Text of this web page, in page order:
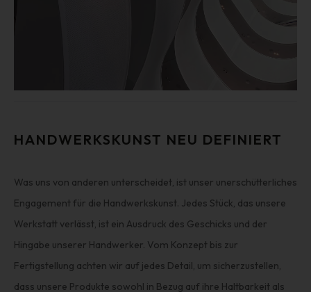
HANDWERKSKUNST NEU DEFINIERT
Was uns von anderen unterscheidet, ist unser unerschütterliches
Engagement für die Handwerkskunst. Jedes Stück, das unsere
Werkstatt verlässt, ist ein Ausdruck des Geschicks und der
Hingabe unserer Handwerker. Vom Konzept bis zur
Fertigstellung achten wir auf jedes Detail, um sicherzustellen,
dass unsere Produkte sowohl in Bezug auf ihre Haltbarkeit als